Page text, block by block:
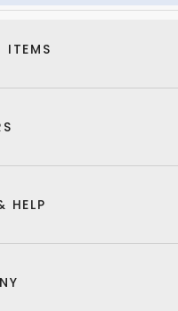
ITEMS
HELP